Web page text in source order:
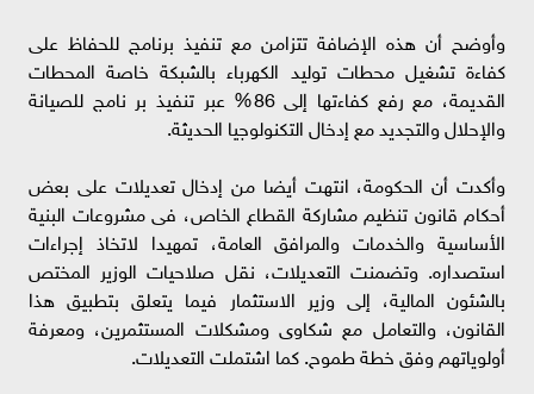
وأوضح أن هذه الإضافة تتزامن مع تنفيذ برنامج للحفاظ على
كفاءة تشغيل محطات توليد الكهرباء بالشبكة خاصة المحطات
القديمة، مع رفع كفاءتها إلى 86% عبر تنفيذ بر نامج للصيانة
والإحلال والتجديد مع إدخال التكنولوجيا الحديثة.
وأكدت أن الحكومة، انتهت أيضا من إدخال تعديلات على بعض
أحكام قانون تنظيم مشاركة القطاع الخاص، فى مشروعات البنية
الأساسية والخدمات والمرافق العامة، تمهيدا لاتخاذ إجراءات
استصداره. وتضمنت التعديلات، نقل صلاحيات الوزير المختص
بالشئون المالية، إلى وزير الاستثمار فيما يتعلق بتطبيق هذا
القانون، والتعامل مع شكاوى ومشكلات المستثمرين، ومعرفة
أولوياتهم وفق خطة طموح. كما اشتملت التعديلات.